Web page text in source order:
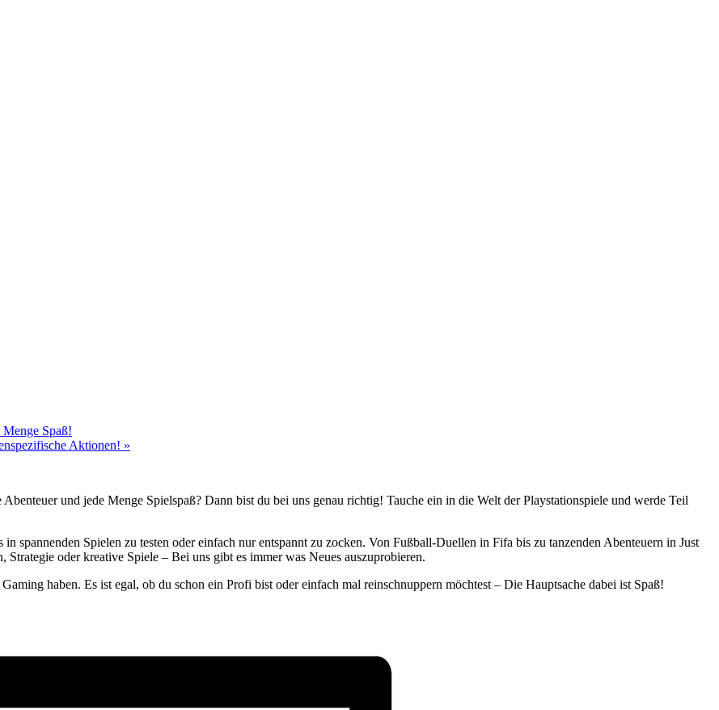
Spaß!
Aktionen! »
und jede Menge Spielspaß? Dann bist du bei uns genau richtig! Tauche ein in die Welt der Playstationspiele und werde Teil
spannenden Spielen zu testen oder einfach nur entspannt zu zocken. Von Fußball-Duellen in Fifa bis zu tanzenden Abenteuern in Just
oder kreative Spiele – Bei uns gibt es immer was Neues auszuprobieren.
haben. Es ist egal, ob du schon ein Profi bist oder einfach mal reinschnuppern möchtest – Die Hauptsache dabei ist Spaß!